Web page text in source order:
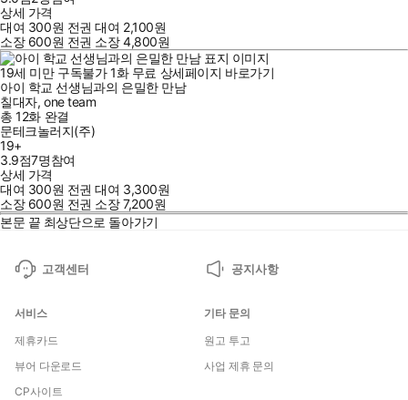
상세 가격
대여 300원 전권 대여 2,100원
소장 600원 전권 소장4,800원
19세 미만 구독불가 1화 무료 상세페이지 바로가기
아이 학교 선생님과의 은밀한 만남
칠대자, one team
총 12화 완결
문테크놀러지(주)
19+
3.9점7명참여
상세 가격
대여 300원 전권 대여 3,300원
소장 600원 전권 소장7,200원
본문 끝 최상단으로 돌아가기
고객센터 공지사항
서비스
제휴카드
뷰어 다운로드
CP사이트
기타 문의
원고 투고
사업 제휴 문의